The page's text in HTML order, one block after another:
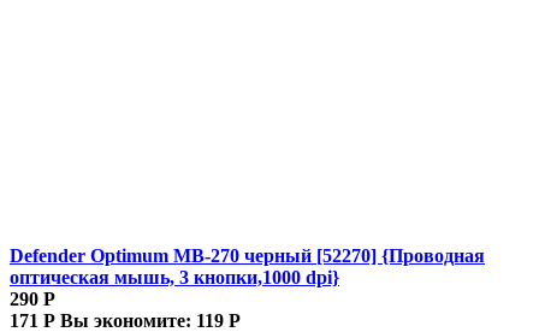
Defender Optimum MB-270 черный [52270] {Проводная
оптическая мышь, 3 кнопки,1000 dpi}
290 Р
171 Р Вы экономите: 119 Р